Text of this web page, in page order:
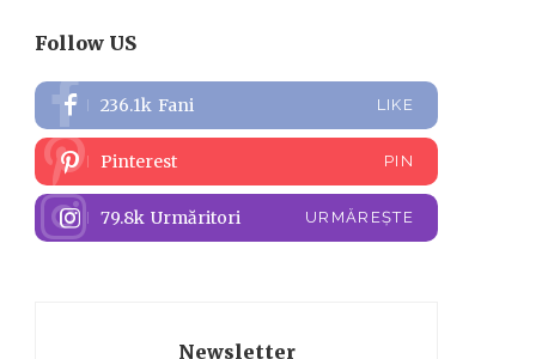
Follow US
236.1k Fani LIKE
Pinterest PIN
79.8k Urmăritori URMĂREȘTE
Newsletter